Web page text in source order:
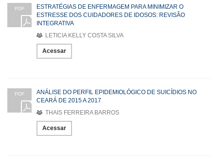
PDF
ESTRATÉGIAS DE ENFERMAGEM PARA MINIMIZAR O
ESTRESSE DOS CUIDADORES DE IDOSOS: REVISÃO
INTEGRATIVA
LETICIA KELLY COSTA SILVA
Acessar
PDF
ANÁLISE DO PERFIL EPIDEMIOLÓGICO DE SUICÍDIOS NO
CEARÁ DE 2015 A 2017
THAIS FERREIRA BARROS
Acessar